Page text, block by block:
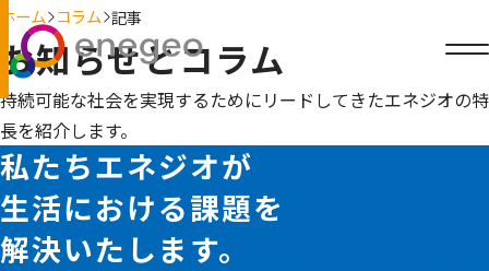
ホーム コラム 記事
お知らせとコラム
持続可能な社会を実現するためにリードしてきたエネジオの特
長を紹介します。
私たちエネジオが
生活における課題を
解決いたします。